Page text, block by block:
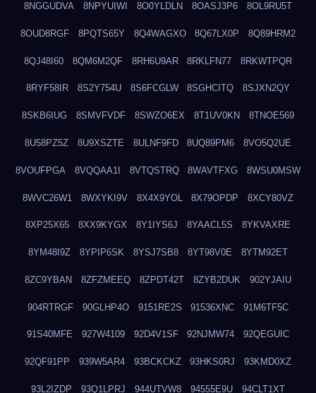
8NGGUDVA 8NPYUIWI 8O0YLDLN 8OASJ3P6 8OL9RU5T
8OUD8RGF 8PQTS65Y 8Q4WAGXO 8Q67LX0P 8Q89HRM2
8QJ48I60 8QM6M2QF 8RH6U9AR 8RKLFN77 8RKWTPQR
8RYF58IR 8S2Y754U 8S6FCGLW 8SGHCITQ 8SJXN2QY
8SKB6IUG 8SMVFVDF 8SWZO6EX 8T1UV0KN 8TNOE569
8U58PZ5Z 8U9XSZTE 8ULNF9FD 8UQ89PM6 8VO5Q2UE
8VOUFPGA 8VQQAA1I 8VTQSTRQ 8WAVTFXG 8WSU0MSW
8WVC26W1 8WXYKI9V 8X4X9YOL 8X79OPDP 8XCY80VZ
8XP25X65 8XX9KYGX 8Y1IYS6J 8YAACL5S 8YKVAXRE
8YM48I9Z 8YPIP6SK 8YSJ7SB8 8YT98V0E 8YTM92ET
8ZC9YBAN 8ZFZMEEQ 8ZPDT42T 8ZYB2DUK 902YJAIU
904RTRGF 90GLHP4O 9151RE2S 91536XNC 91M6TF5C
91S40MFE 927W4109 92D4V1SF 92NJMW74 92QEGUIC
92QF91PP 939W5AR4 93BCKCKZ 93HKS0RJ 93KMD0XZ
93L2IZDP 93Q1LPRJ 944UTVW8 94555E9U 94CLT1XT